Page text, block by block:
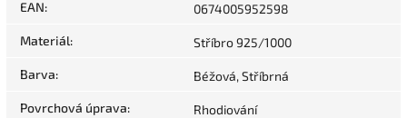
EAN: 0674005952598
Materiál: Stříbro 925/1000
Barva: Béžová, Stříbrná
Povrchová úprava: Rhodiování